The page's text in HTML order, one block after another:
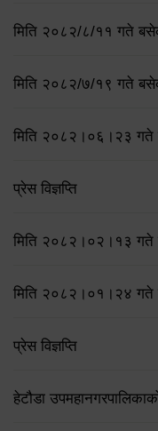
मिति २०८२/८/११ गते
मिति २०८२/७/१९ गते
मिति २०८२।०६।२३ गते
प्रेस विज्ञप्ति
मिति २०८२।०२।१३ गते
मिति २०८२।०१।२४ गते
प्रेस विज्ञप्ति
हेटौडा